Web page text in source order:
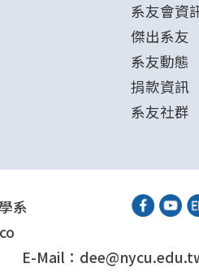
系友會資
傑出系友
系友動態
捐款資訊
系友社群
系
Mail：